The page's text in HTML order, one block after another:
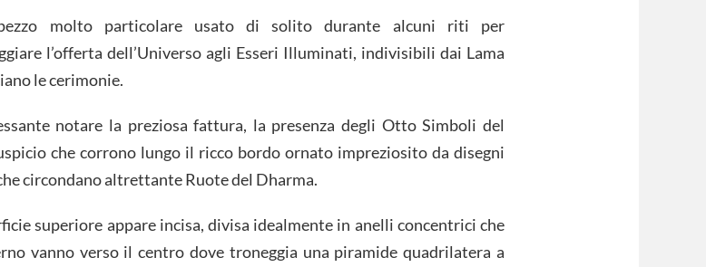
molto particolare usato di solito durante alcuni riti per
l’offerta dell’Universo agli Esseri Illuminati, indivisibili dai Lama
le cerimonie.
notare la preziosa fattura, la presenza degli Otto Simboli del
che corrono lungo il ricco bordo ornato impreziosito da disegni
circondano altrettante Ruote del Dharma.
superiore appare incisa, divisa idealmente in anelli concentrici che
vanno verso il centro dove troneggia una piramide quadrilatera a